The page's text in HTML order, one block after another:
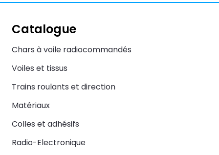
Catalogue
Chars à voile radiocommandés
Voiles et tissus
Trains roulants et direction
Matériaux
Colles et adhésifs
Radio-Electronique